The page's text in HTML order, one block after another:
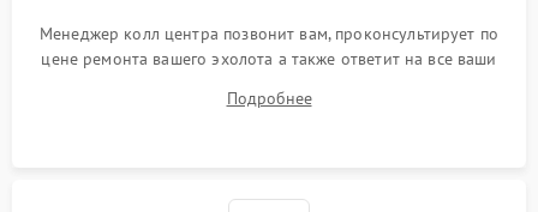
Менеджер колл центра позвонит вам, проконсультирует по
цене ремонта вашего эхолота а также ответит на все ваши
Подробнее